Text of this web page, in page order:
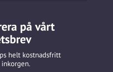
på vårt
helt kostnadsfritt